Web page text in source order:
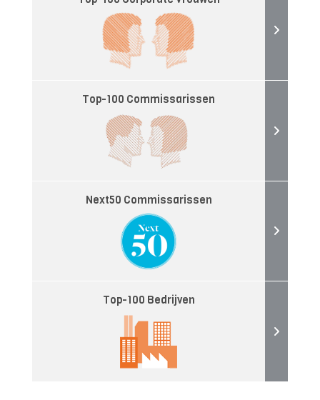
Top-100 Commissarissen
Next50 Commissarissen
Top-100 Bedrijven